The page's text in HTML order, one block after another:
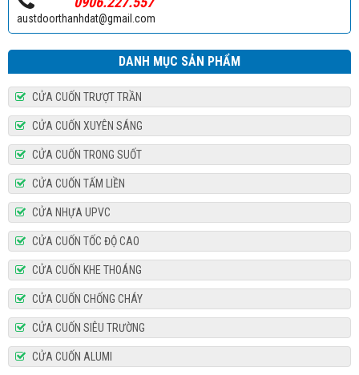
austdoorthanhdat@gmail.com
DANH MỤC SẢN PHẨM
CỬA CUỐN TRƯỢT TRẦN
CỬA CUỐN XUYÊN SÁNG
CỬA CUỐN TRONG SUỐT
CỬA CUỐN TẤM LIỀN
CỬA NHỰA UPVC
CỬA CUỐN TỐC ĐỘ CAO
CỬA CUỐN KHE THOÁNG
CỬA CUỐN CHỐNG CHÁY
CỬA CUỐN SIÊU TRƯỜNG
CỬA CUỐN ALUMI
Bộ tời YH